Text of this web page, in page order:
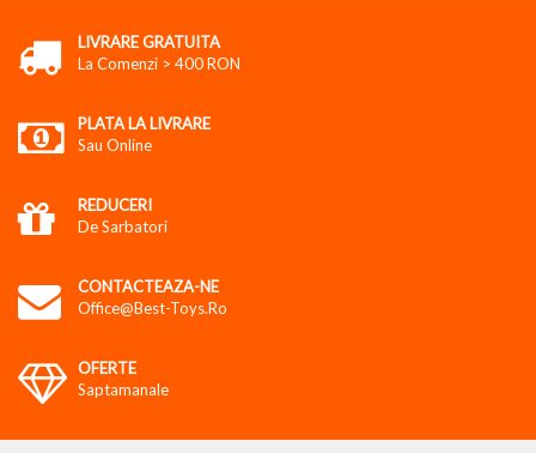
LIVRARE GRATUITA
La Comenzi > 400 RON
PLATA LA LIVRARE
Sau Online
REDUCERI
De Sarbatori
CONTACTEAZA-NE
Office@best-Toys.ro
OFERTE
Saptamanale